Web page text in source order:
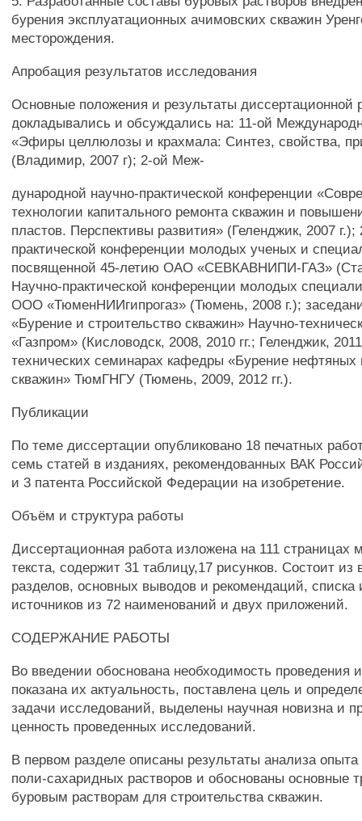
бурения эксплуатационных ачимовских скважин
месторождения.
Апробация результатов исследования
Основные положения и результаты диссертационной
докладывались и обсуждались на: 11-ой
«Эфиры целлюлозы и крахмала: Синтез, свойства,
(Владимир, 2007 г); 2-ой Меж-
дународной научно-практической конференции
технологии капитального ремонта скважин и
пластов. Перспективы развития» (Геленджик, 2007 г.);
практической конференции молодых ученых и
посвященной 45-летию ОАО «СЕВКАВНИПИ-ГАЗ»
Научно-практической конференции молодых
ООО «ТюменНИИгипрогаз» (Тюмень, 2008 г.);
«Бурение и строительство скважин» Научно-
«Газпром» (Кисловодск, 2008, 2010 гг.; Геленджик,
технических семинарах кафедры «Бурение нефтяных
скважин» ТюмГНГУ (Тюмень, 2009, 2012 гг.).
Публикации
По теме диссертации опубликовано 18 печатных
семь статей в изданиях, рекомендованных ВАК
и 3 патента Российской Федерации на изобретение.
Объём и структура работы
Диссертационная работа изложена на 111 страницах
текста, содержит 31 таблицу,17 рисунков. Состоит из
разделов, основных выводов и рекомендаций, списка
источников из 72 наименований и двух приложений.
СОДЕРЖАНИЕ РАБОТЫ
Во введении обоснована необходимость проведения
показана их актуальность, поставлена цель и
задачи исследований, выделены научная новизна и
ценность проведенных исследований.
В первом разделе описаны результаты анализа
поли-сахаридных растворов и обоснованы основные
буровым растворам для строительства скважин.